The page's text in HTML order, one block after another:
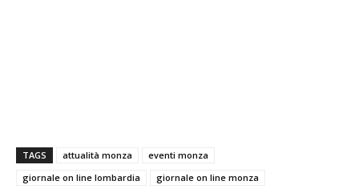
TAGS attualità monza
eventi monza
giornale on line lombardia
giornale on line monza